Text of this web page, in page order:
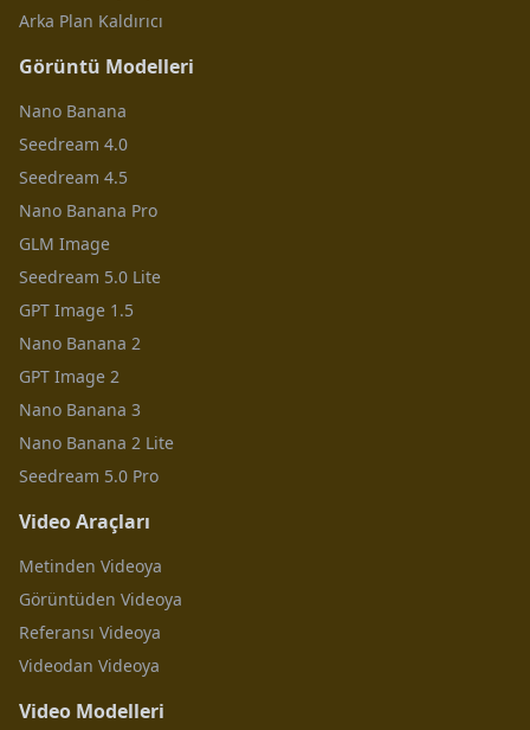
Arka Plan Kaldırıcı
Görüntü Modelleri
Nano Banana
Seedream 4.0
Seedream 4.5
Nano Banana Pro
GLM Image
Seedream 5.0 Lite
GPT Image 1.5
Nano Banana 2
GPT Image 2
Nano Banana 3
Nano Banana 2 Lite
Seedream 5.0 Pro
Video Araçları
Metinden Videoya
Görüntüden Videoya
Referansı Videoya
Videodan Videoya
Video Modelleri